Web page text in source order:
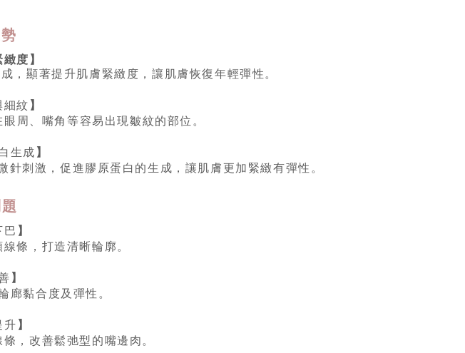
度】
，顯著提升肌膚緊緻度，讓肌膚恢復年輕彈性。
細紋 】
周、嘴角等容易出現皺紋的部位。
生成 】
刺激，促進膠原蛋白的生成，讓肌膚更加緊緻有彈性。
巴 】
條，打造清晰輪廓。
】
廊黏合度及彈性。
升 】
，改善鬆弛型的嘴邊肉。